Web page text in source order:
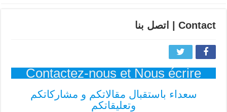
Contact | اتصل بنا
Contactez-nous et Nous écrire
سعداء باستقبال مقالاتكم و مشاركاتكم
وتعليقاتكم